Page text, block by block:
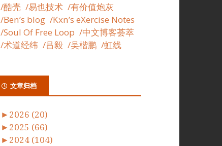
/酷壳 /易也技术 /有价值炮灰
/Ben’s blog /Kxn’s eXercise Notes
/Soul Of Free Loop /中文博客荟萃
/术道经纬 /吕毅 /吴楷鹏 /虹线
文章归档
► 2026 (20)
► 2025 (66)
► 2024 (104)